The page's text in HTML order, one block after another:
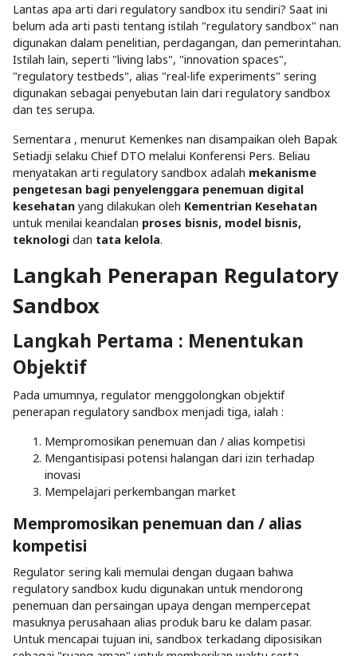
Lantas apa arti dari regulatory sandbox itu sendiri? Saat ini
belum ada arti pasti tentang istilah "regulatory sandbox" nan
digunakan dalam penelitian, perdagangan, dan pemerintahan.
Istilah lain, seperti "living labs", "innovation spaces",
"regulatory testbeds", alias "real-life experiments" sering
digunakan sebagai penyebutan lain dari regulatory sandbox
dan tes serupa.
Sementara , menurut Kemenkes nan disampaikan oleh Bapak
Setiadji selaku Chief DTO melalui Konferensi Pers. Beliau
menyatakan arti regulatory sandbox adalah mekanisme
pengetesan bagi penyelenggara penemuan digital
kesehatan yang dilakukan oleh Kementrian Kesehatan
untuk menilai keandalan proses bisnis, model bisnis,
teknologi dan tata kelola.
Langkah Penerapan Regulatory
Sandbox
Langkah Pertama : Menentukan
Objektif
Pada umumnya, regulator menggolongkan objektif
penerapan regulatory sandbox menjadi tiga, ialah :
Mempromosikan penemuan dan / alias kompetisi
Mengantisipasi potensi halangan dari izin terhadap
inovasi
Mempelajari perkembangan market
Mempromosikan penemuan dan / alias
kompetisi
Regulator sering kali memulai dengan dugaan bahwa
regulatory sandbox kudu digunakan untuk mendorong
penemuan dan persaingan upaya dengan mempercepat
masuknya perusahaan alias produk baru ke dalam pasar.
Untuk mencapai tujuan ini, sandbox terkadang diposisikan